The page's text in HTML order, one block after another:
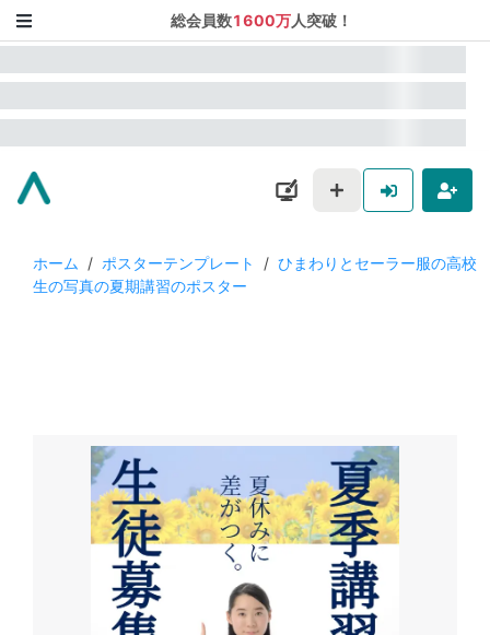
総会員数1600万人突破！
ホーム / ポスターテンプレート / ひまわりとセーラー服の高校
生の写真の夏期講習のポスター